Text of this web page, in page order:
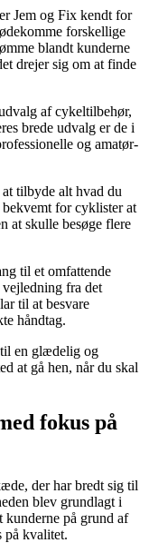
Jem og Fix kendt for
forskellige
blandt kunderne
drejer sig om at finde
af cykeltilbehør,
brede udvalg er de i
og amatør-
tilbyde alt hvad du
for cyklister at
at skulle besøge flere
til et omfattende
fra det
til at besvare
håndtag.
en glædelig og
at gå hen, når du skal
fokus på
der har bredt sig til
blev grundlagt i
kunderne på grund af
på kvalitet.